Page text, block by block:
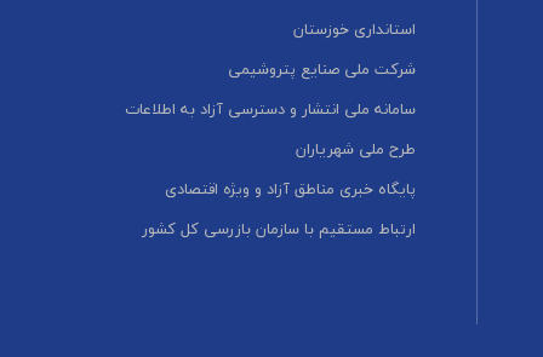
استانداری خوزستان
شرکت ملی صنایع پتروشیمی
سامانه ملی انتشار و دسترسی آزاد به اطلاعات
طرح ملی شهریاران
پایگاه خبری مناطق آزاد و ویژه اقتصادی
ارتباط مستقیم با سازمان بازرسی کل کشور